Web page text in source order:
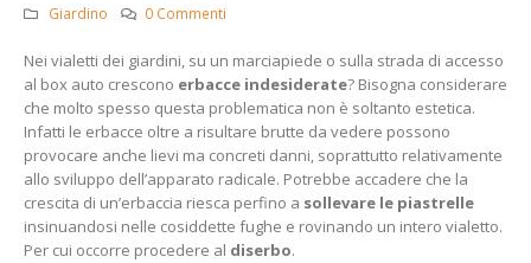
Giardino 0 Commenti
Nei vialetti dei giardini, su un marciapiede o sulla strada di accesso
al box auto crescono erbacce indesiderate? Bisogna considerare
che molto spesso questa problematica non è soltanto estetica.
Infatti le erbacce oltre a risultare brutte da vedere possono
provocare anche lievi ma concreti danni, soprattutto relativamente
allo sviluppo dell’apparato radicale. Potrebbe accadere che la
crescita di un’erbaccia riesca perfino a sollevare le piastrelle
insinuandosi nelle cosiddette fughe e rovinando un intero vialetto.
Per cui occorre procedere al diserbo.